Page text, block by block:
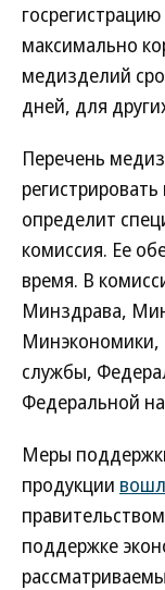
максимально
медизделий
дней, для
Перечень
определит
комиссия. Ее
время. В
Минздрава,
службы,
Федеральной
Меры
продукции
поддержке